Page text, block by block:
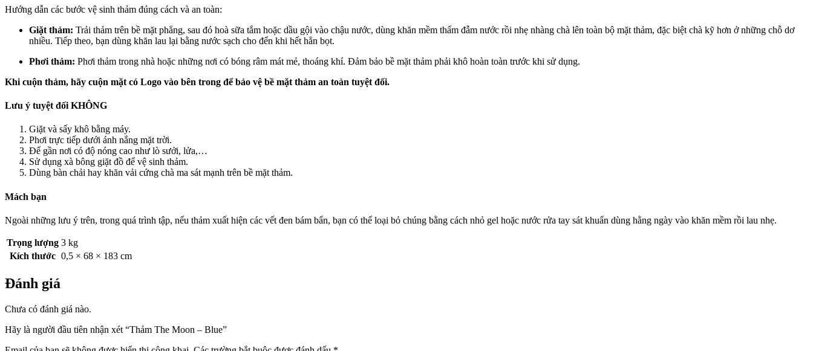
Hướng dẫn các bước vệ sinh thảm đúng cách và an toàn:
Giặt thảm: Trải thảm trên bề mặt phẳng, sau đó hoà sữa tắm hoặc dầu gội vào chậu nước, dùng khăn mềm thấm đẫm nước rồi nhẹ nhàng chà lên toàn bộ mặt thảm, đặc biệt chà kỹ hơn ở những chỗ dơ
nhiều. Tiếp theo, bạn dùng khăn lau lại bằng nước sạch cho đến khi hết hẳn bọt.
Phơi thảm: Phơi thảm trong nhà hoặc những nơi có bóng râm mát mẻ, thoáng khí. Đảm bảo bề mặt thảm phải khô hoàn toàn trước khi sử dụng.
Khi cuộn thảm, hãy cuộn mặt có Logo vào bên trong để bảo vệ bề mặt thảm an toàn tuyệt đối.
Lưu ý tuyệt đối KHÔNG
Giặt và sấy khô bằng máy.
Phơi trực tiếp dưới ánh nắng mặt trời.
Để gần nơi có độ nóng cao như lò sưởi, lửa,…
Sử dụng xà bông giặt đồ để vệ sinh thảm.
Dùng bàn chải hay khăn vải cứng chà ma sát mạnh trên bề mặt thảm.
Mách bạn
Ngoài những lưu ý trên, trong quá trình tập, nếu thảm xuất hiện các vết đen bám bẩn, bạn có thể loại bỏ chúng bằng cách nhỏ gel hoặc nước rửa tay sát khuẩn dùng hằng ngày vào khăn mềm rồi lau nhẹ.
Trọng lượng 3 kg
Kích thước 0,5 × 68 × 183 cm
Đánh giá
Chưa có đánh giá nào.
Hãy là người đầu tiên nhận xét “Thảm The Moon – Blue”